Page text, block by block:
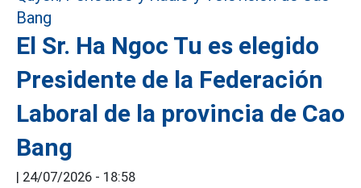
El Sr. Ha Ngoc Tu es elegido
Presidente de la Federación
Laboral de la provincia de Cao
Bang
| 24/07/2026 - 18:58